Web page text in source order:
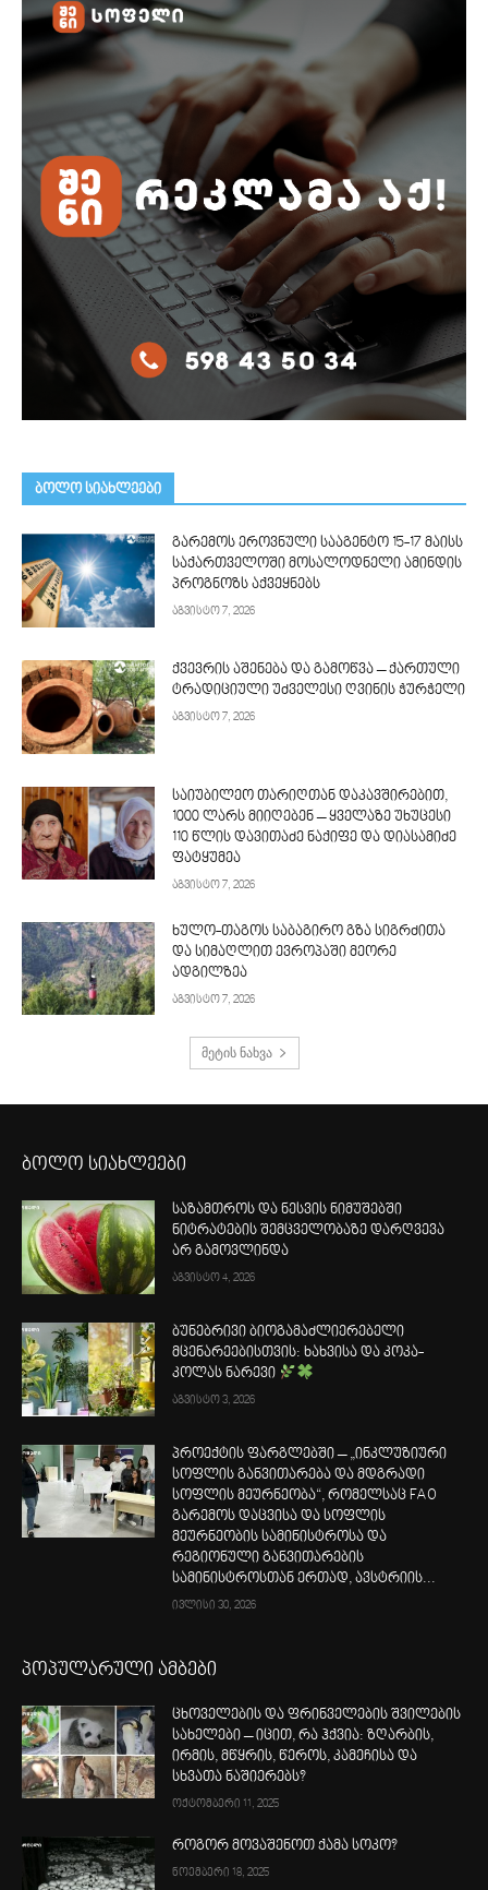
ᲑᲝᲚᲝ ᲡᲘᲐᲮᲚᲔᲔᲑᲘ
გარემოს ეროვნული სააგენტო 15-17 მაისს
საქართველოში მოსალოდნელი ამინდის
პროგნოზს აქვეყნებს
აგვისტო 7, 2026
ქვევრის აშენება და გამოწვა – ქართული
ტრადიციული უძველესი ღვინის ჭურჭელი
აგვისტო 7, 2026
საიუბილეო თარიღთან დაკავშირებით,
1000 ლარს მიიღებენ – ყველაზე უხუცესი
110 წლის დავითაძე ნაქიფე და დიასამიძე
ფატყუმეა
აგვისტო 7, 2026
ხულო-თაგოს საბაგირო გზა სიგრძითა
და სიმაღლით ევროპაში მეორე
ადგილზეა
აგვისტო 7, 2026
მეტის ნახვა
ბოლო სიახლეები
საზამთროს და ნესვის ნიმუშებში
ნიტრატების შემცველობაზე დარღვევა
არ გამოვლინდა
აგვისტო 4, 2026
ბუნებრივი ბიოგამაძლიერებელი
მცენარეებისთვის: ხახვისა და კოკა-
კოლას ნარევი
აგვისტო 3, 2026
პროექტის ფარგლებში – „ინკლუზიური
სოფლის განვითარება და მდგრადი
სოფლის მეურნეობა“, რომელსაც FAO
გარემოს დაცვისა და სოფლის
მეურნეობის სამინისტროსა და
რეგიონული განვითარების
სამინისტროსთან ერთად, ავსტრიის...
ივლისი 30, 2026
პოპულარული ამბები
ცხოველების და ფრინველების შვილების
სახელები – იცით, რა ჰქვია: ზღარბის,
ირმის, მწყრის, წეროს, კამეჩისა და
სხვათა ნაშიერებს?
ოქტომბერი 11, 2025
როგორ მოვაშენოთ ქამა სოკო?
ნოემბერი 18, 2025